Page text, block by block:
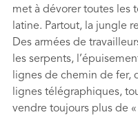
met à dévorer toutes les
latine. Partout, la jungle
Des armées de
les serpents,
lignes de chemin de fer,
lignes télégraphiques,
vendre toujours plus de